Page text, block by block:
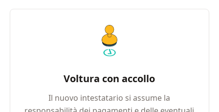
Voltura con accollo
Il nuovo intestatario si assume la